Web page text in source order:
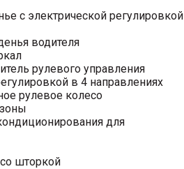
с электрической регулировкой
водителя
рулевого управления
в 4 направлениях
рулевое колесо
для
шторкой